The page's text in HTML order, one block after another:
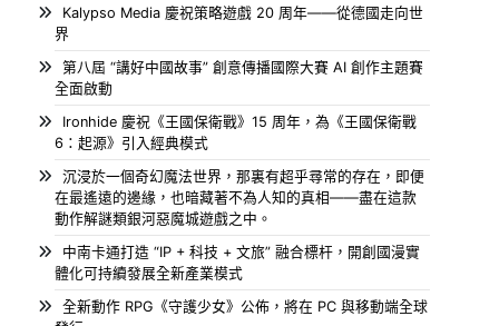
Kalypso Media 慶祝策略遊戲 20 周年——從德國走向世
界
第八屆 “講好中國故事” 創意傳播國際大賽 AI 創作主題賽
全面啟動
Ironhide 慶祝《王國保衛戰》15 周年，為《王國保衛戰
6：起源》引入經典模式
沉浸於一個奇幻魔法世界，那裏有超乎尋常的存在，即便
在最遙遠的邊緣，也暗藏著不為人知的真相——盡在這款
動作解謎類銀河惡魔城遊戲之中。
中南卡通打造 “IP + 科技 + 文旅” 融合標杆，開創國漫實
體化可持續發展全新產業模式
全新動作 RPG《守護少女》公佈，將在 PC 與移動端全球